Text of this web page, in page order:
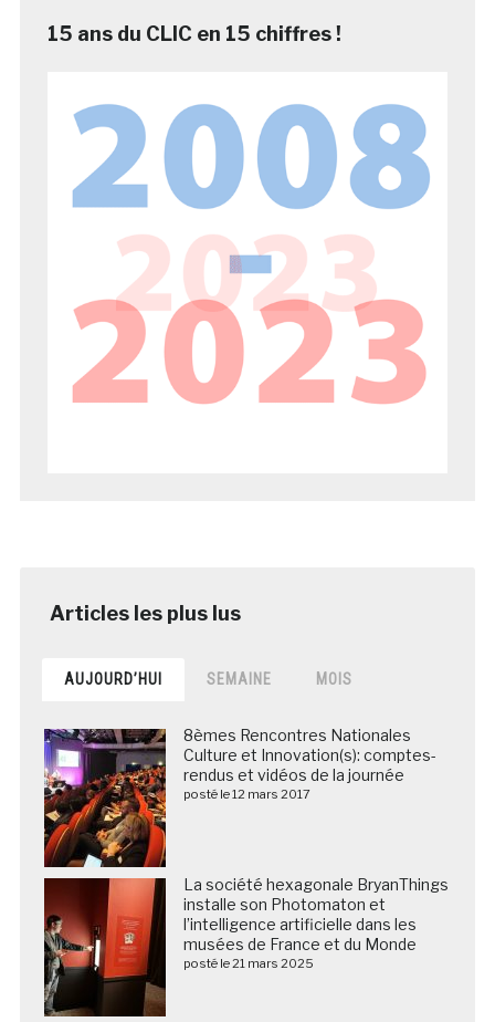
15 ans du CLIC en 15 chiffres !
AUJOURD’HUI SEMAINE MOIS
8èmes Rencontres Nationales
Culture et Innovation(s): comptes-
rendus et vidéos de la journée
posté le 12 mars 2017
La société hexagonale BryanThings
installe son Photomaton et
l’intelligence artificielle dans les
musées de France et du Monde
posté le 21 mars 2025